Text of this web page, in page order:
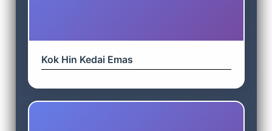
Kok Hin Kedai Emas